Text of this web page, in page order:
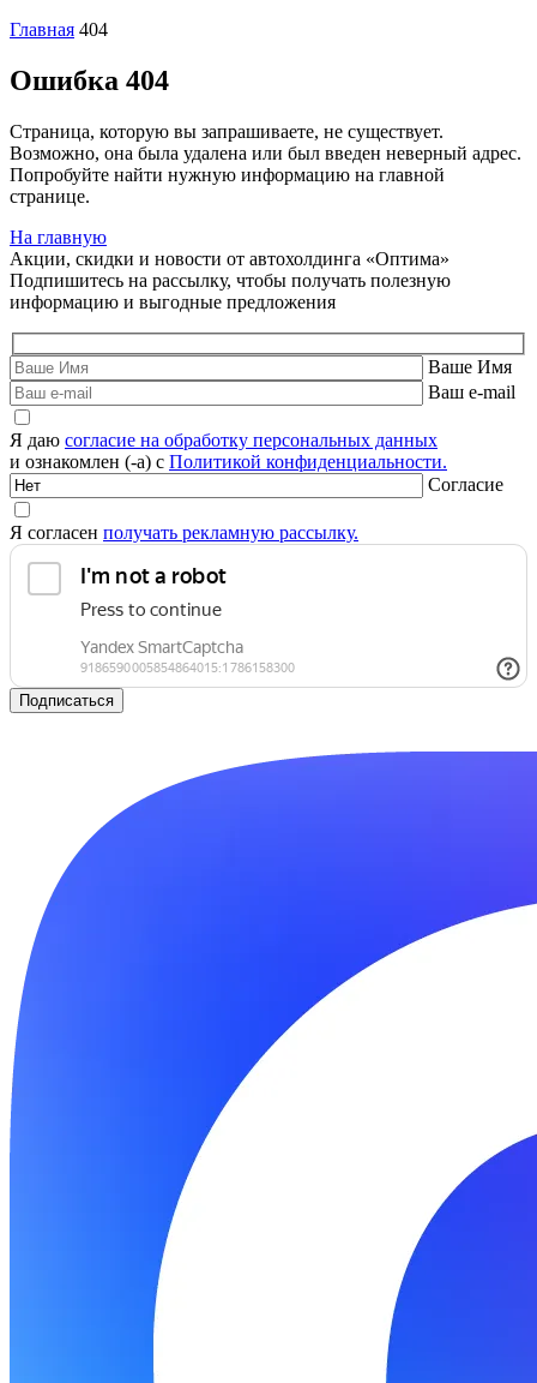
Главная 404
Ошибка 404
Страница, которую вы запрашиваете, не существует.
Возможно, она была удалена или был введен неверный адрес.
Попробуйте найти нужную информацию на главной
странице.
На главную
Акции, скидки и новости от автохолдинга «Оптима»
Подпишитесь на рассылку, чтобы получать полезную
информацию и выгодные предложения
Ваше Имя
Ваш e-mail
Я даю согласие на обработку персональных данных
и ознакомлен (-а) с Политикой конфиденциальности.
Согласие
Я согласен получать рекламную рассылку.